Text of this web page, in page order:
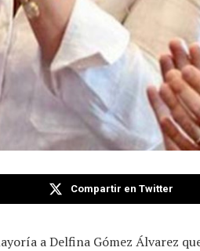
Compartir en Twitter
a Delfina Gómez Álvarez